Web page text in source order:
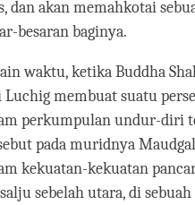
dan akan memahkotai
besaran baginya.
waktu, ketika Buddha
Luchig membuat suatu
perkumpulan undur-diri
pada muridnya
kekuatan-kekuatan
sebelah utara, di